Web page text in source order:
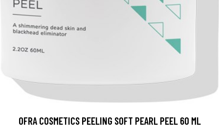
OFRA COSMETICS PEELING SOFT PEARL PEEL 60 ML